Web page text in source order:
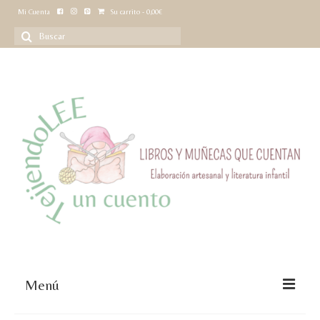
Mi Cuenta Su carrito - 0,00€
Buscar
por:
Menú